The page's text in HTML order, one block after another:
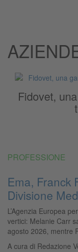
Fidovet,
PROFESSIONE
Ema, Franck
Divisione
L’Agenzia Europea
vertici: Melanie Carr
agosto 2026, mentre
A cura di Redazione